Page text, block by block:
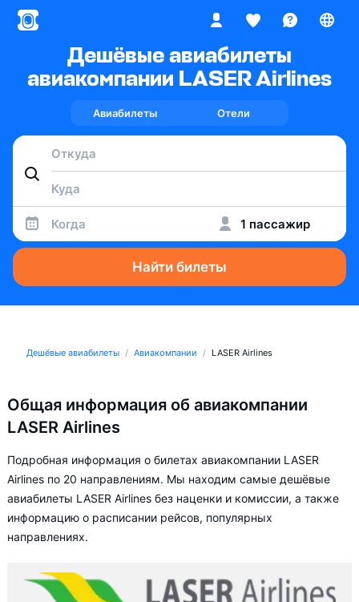
Дешёвые авиабилеты
авиакомпании LASER Airlines
Авиабилеты Отели
Когда 1 пассажир
Найти билеты
Дешёвые авиабилеты Авиакомпании LASER Airlines
Общая информация об авиакомпании
LASER Airlines
Подробная информация о билетах авиакомпании LASER
Airlines по 20 направлениям. Мы находим самые дешёвые
авиабилеты LASER Airlines без наценки и комиссии, а также
информацию о расписании рейсов, популярных
направлениях.